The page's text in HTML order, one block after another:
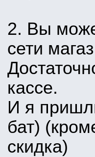
2. Вы
сети
кассе.
И я
бат)
скидка)